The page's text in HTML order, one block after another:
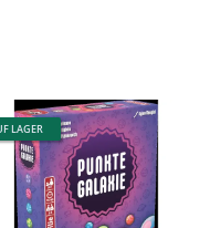
LAGER